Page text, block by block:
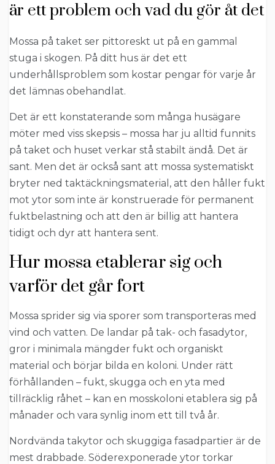
är ett problem och vad du gör åt det
Mossa på taket ser pittoreskt ut på en gammal
stuga i skogen. På ditt hus är det ett
underhållsproblem som kostar pengar för varje år
det lämnas obehandlat.
Det är ett konstaterande som många husägare
möter med viss skepsis – mossa har ju alltid funnits
på taket och huset verkar stå stabilt ändå. Det är
sant. Men det är också sant att mossa systematiskt
bryter ned taktäckningsmaterial, att den håller fukt
mot ytor som inte är konstruerade för permanent
fuktbelastning och att den är billig att hantera
tidigt och dyr att hantera sent.
Hur mossa etablerar sig och
varför det går fort
Mossa sprider sig via sporer som transporteras med
vind och vatten. De landar på tak- och fasadytor,
gror i minimala mängder fukt och organiskt
material och börjar bilda en koloni. Under rätt
förhållanden – fukt, skugga och en yta med
tillräcklig råhet – kan en mosskoloni etablera sig på
månader och vara synlig inom ett till två år.
Nordvända takytor och skuggiga fasadpartier är de
mest drabbade. Söderexponerade ytor torkar